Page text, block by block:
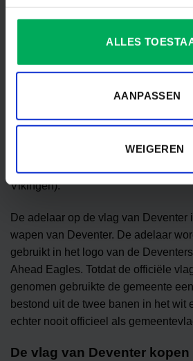
ALLES
AANPASSEN
WEIGEREN
vlag kan omschreven worden als
adelaar met rode poten, bek en tong.
De kleuren & het wapen
De kleuren van de Deventerse vlag
kleuren zijn afkomstig van het
bisschoppen van Utrecht gingen in
naar Deventer uit angst voor de
Vikingen).
De adelaar op de vlag van Deventer
wapen van Deventer. De adelaar
gebruikt in het logo van de
Ahead Eagles. Totdat de officiële
genomen gebruikte de gemeente
bestond uit de twee banen in het wit
echter nooit officieel als
De vlag van Deventer kopen